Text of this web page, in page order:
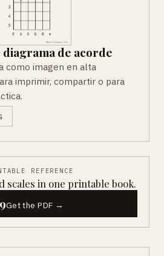
de acorde
como imagen en alta
imprimir, compartir o para
REFERENCE
scales in one printable book.
Get the PDF →